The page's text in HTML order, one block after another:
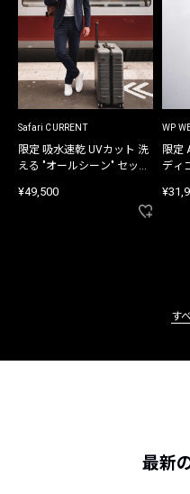
Safari CURRENT
限定 吸水速乾 UVカット 洗
える "オールシーン" セット
¥49,500
WP
限定
ディ
す
最新